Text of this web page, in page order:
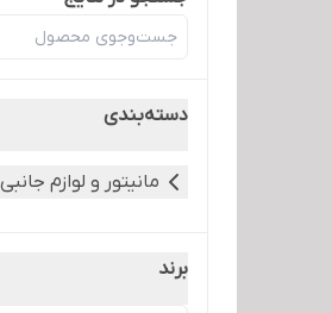
دسته‌بندی
مانیتور و لوازم جانبی
برند